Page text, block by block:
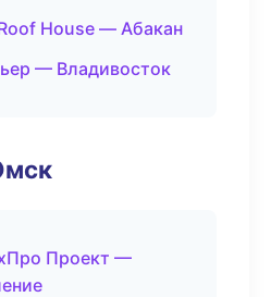
House — Абакан
— Владивосток
Проект —